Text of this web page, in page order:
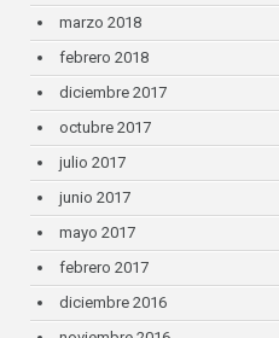
marzo 2018
febrero 2018
diciembre 2017
octubre 2017
julio 2017
junio 2017
mayo 2017
febrero 2017
diciembre 2016